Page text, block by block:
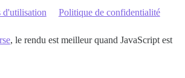
d'utilisation Politique de confidentialité
, le rendu est meilleur quand JavaScript est